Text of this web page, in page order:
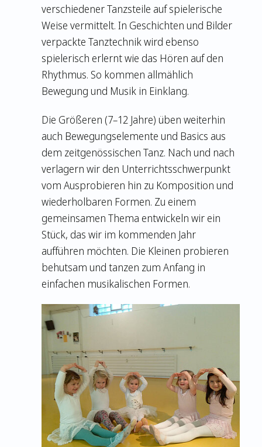
verschiedener Tanzsteile auf spielerische
Weise vermittelt. In Geschichten und Bilder
verpackte Tanztechnik wird ebenso
spielerisch erlernt wie das Hören auf den
Rhythmus. So kommen allmählich
Bewegung und Musik in Einklang.
Die Größeren (7–12 Jahre) üben weiterhin
auch Bewegungselemente und Basics aus
dem zeitgenössischen Tanz. Nach und nach
verlagern wir den Unterrichtsschwerpunkt
vom Ausprobieren hin zu Komposition und
wiederholbaren Formen. Zu einem
gemeinsamen Thema entwickeln wir ein
Stück, das wir im kommenden Jahr
aufführen möchten. Die Kleinen probieren
behutsam und tanzen zum Anfang in
einfachen musikalischen Formen.